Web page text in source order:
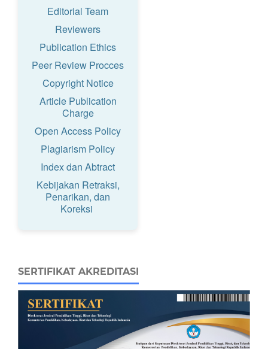
Editorial Team
Reviewers
Publication Ethics
Peer Review Procces
Copyright Notice
Article Publication
Charge
Open Access Policy
Plagiarism Policy
Index dan Abtract
Kebijakan Retraksi,
Penarikan, dan
Koreksi
SERTIFIKAT AKREDITASI